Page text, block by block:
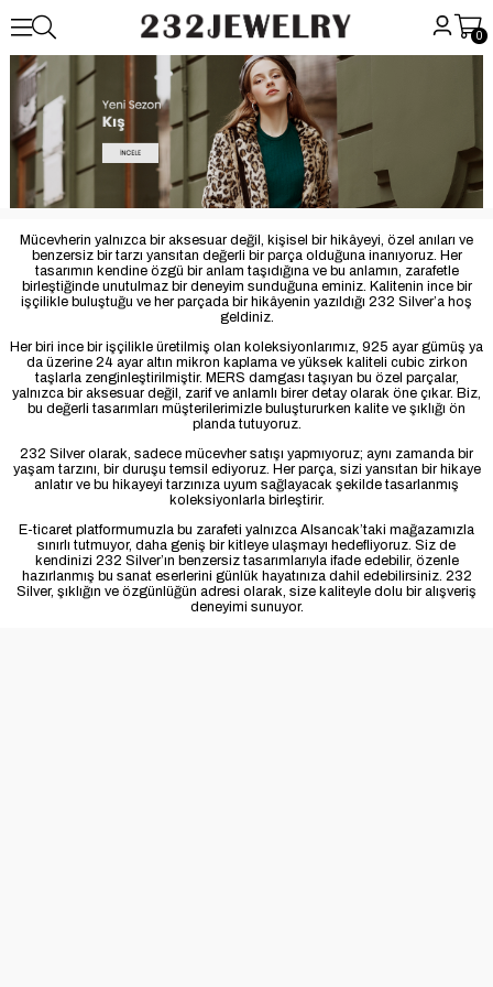
0
Mücevherin yalnızca bir aksesuar değil, kişisel bir hikâyeyi, özel anıları ve
benzersiz bir tarzı yansıtan değerli bir parça olduğuna inanıyoruz. Her
tasarımın kendine özgü bir anlam taşıdığına ve bu anlamın, zarafetle
birleştiğinde unutulmaz bir deneyim sunduğuna eminiz. Kalitenin ince bir
işçilikle buluştuğu ve her parçada bir hikâyenin yazıldığı 232 Silver’a hoş
geldiniz.
Her biri ince bir işçilikle üretilmiş olan koleksiyonlarımız, 925 ayar gümüş ya
da üzerine 24 ayar altın mikron kaplama ve yüksek kaliteli cubic zirkon
taşlarla zenginleştirilmiştir. MERS damgası taşıyan bu özel parçalar,
yalnızca bir aksesuar değil, zarif ve anlamlı birer detay olarak öne çıkar. Biz,
bu değerli tasarımları müşterilerimizle buluştururken kalite ve şıklığı ön
planda tutuyoruz.
232 Silver olarak, sadece mücevher satışı yapmıyoruz; aynı zamanda bir
yaşam tarzını, bir duruşu temsil ediyoruz. Her parça, sizi yansıtan bir hikaye
anlatır ve bu hikayeyi tarzınıza uyum sağlayacak şekilde tasarlanmış
koleksiyonlarla birleştirir.
E-ticaret platformumuzla bu zarafeti yalnızca Alsancak’taki mağazamızla
sınırlı tutmuyor, daha geniş bir kitleye ulaşmayı hedefliyoruz. Siz de
kendinizi 232 Silver’ın benzersiz tasarımlarıyla ifade edebilir, özenle
hazırlanmış bu sanat eserlerini günlük hayatınıza dahil edebilirsiniz. 232
Silver, şıklığın ve özgünlüğün adresi olarak, size kaliteyle dolu bir alışveriş
deneyimi sunuyor.